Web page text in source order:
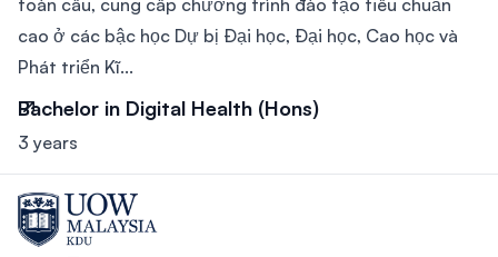
toàn cầu, cung cấp chương trình đào tạo tiêu chuẩn
cao ở các bậc học Dự bị Đại học, Đại học, Cao học và
Phát triển Kĩ...
Bachelor in Digital Health (Hons)
3 years